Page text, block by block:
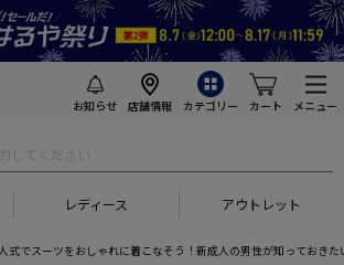
お知らせ 店舗情報 カテゴリー カート メニュー
レディース アウトレット
式でスーツをおしゃれに着こなそう！新成人の男性が知っておき